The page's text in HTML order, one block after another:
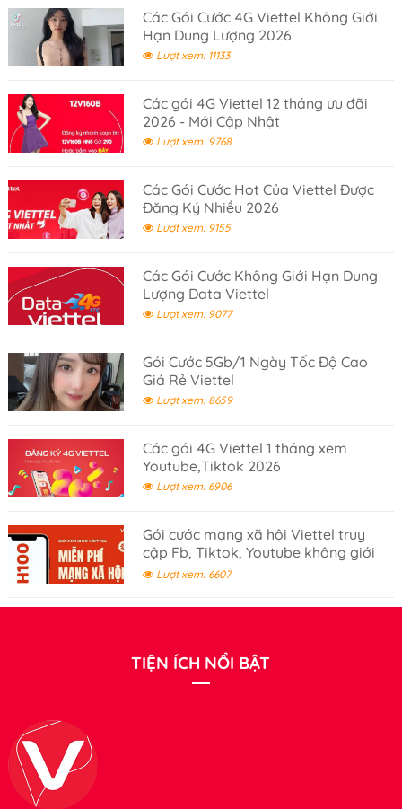
Các Gói Cước 4G Viettel Không Giới
Hạn Dung Lượng 2026
Lượt xem: 11133
Các gói 4G Viettel 12 tháng ưu đãi
2026 - Mới Cập Nhật
Lượt xem: 9768
Các Gói Cước Hot Của Viettel Được
Đăng Ký Nhiều 2026
Lượt xem: 9155
Các Gói Cước Không Giới Hạn Dung
Lượng Data Viettel
Lượt xem: 9077
Gói Cước 5Gb/1 Ngày Tốc Độ Cao
Giá Rẻ Viettel
Lượt xem: 8659
Các gói 4G Viettel 1 tháng xem
Youtube,Tiktok 2026
Lượt xem: 6906
Gói cước mạng xã hội Viettel truy
cập Fb, Tiktok, Youtube không giới
hạn- gói cước 100K
Lượt xem: 6607
TIỆN ÍCH NỔI BẬT